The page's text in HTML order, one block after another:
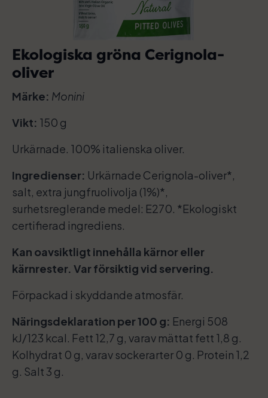
Ekologiska gröna Cerignola-
oliver
Märke: Monini
Vikt: 150 g
Urkärnade. 100% italienska oliver.
Ingredienser: Urkärnade Cerignola-oliver*,
salt, extra jungfruolivolja (1%)*,
surhetsreglerande medel: E270. *Ekologiskt
certifierad ingrediens.
Kan oavsiktligt innehålla kärnor eller
kärnrester. Var försiktig vid servering.
Förpackad i skyddande atmosfär.
Näringsdeklaration per 100 g: Energi 508
kJ/123 kcal. Fett 12,7 g, varav mättat fett 1,8 g.
Kolhydrat 0 g, varav sockerarter 0 g. Protein 1,2
g. Salt 3 g.